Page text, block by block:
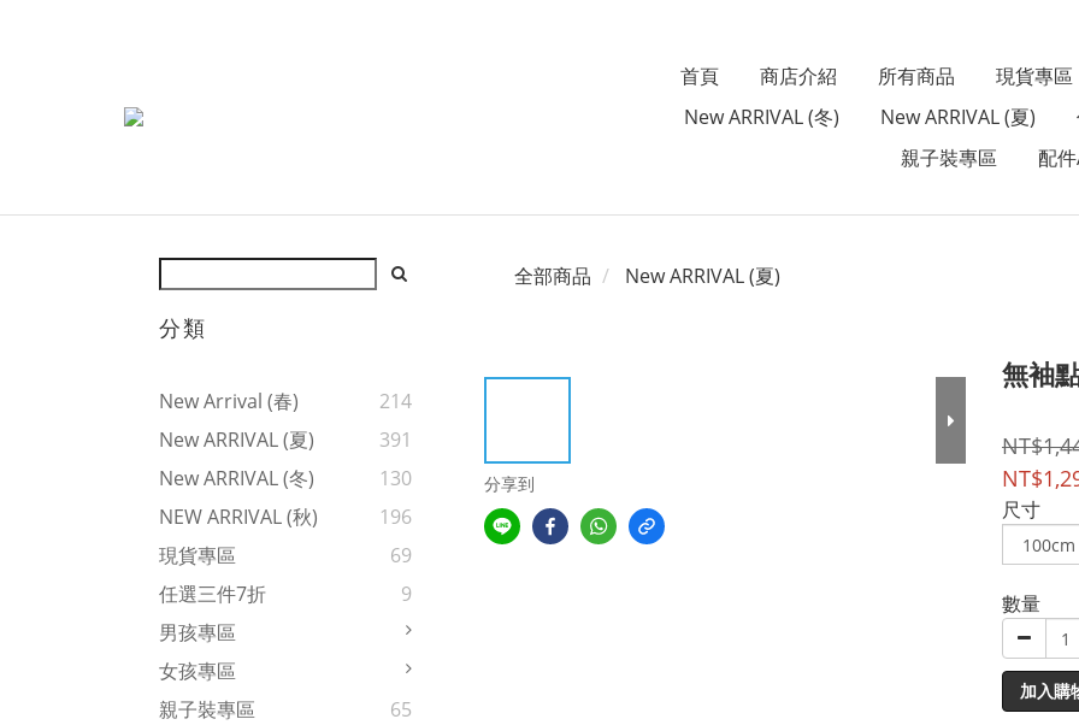
首頁 商店介紹 所有商品
現貨專區
New ARRIVAL (冬)
New ARRIVAL (夏)
親子裝專區
配件
分類
New Arrival (春)
214
New ARRIVAL (夏)
391
New ARRIVAL (冬)
130
NEW ARRIVAL (秋)
196
現貨專區
69
任選三件7折
9
男孩專區
女孩專區
親子裝專區
65
全部商品 New ARRIVAL (夏)
分享到
無袖
尺寸
數量
加入購